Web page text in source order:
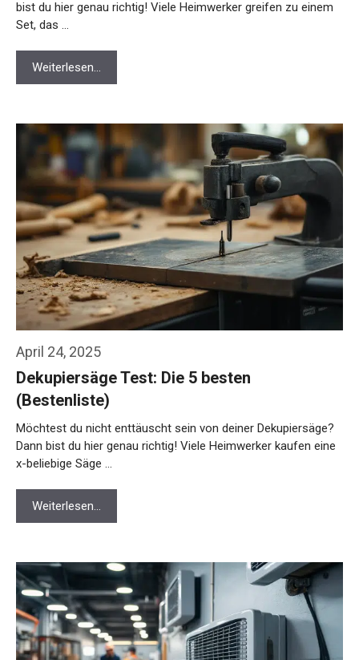
bist du hier genau richtig! Viele Heimwerker greifen zu einem
Set, das …
Weiterlesen…
April 24, 2025
Dekupiersäge Test: Die 5 besten
(Bestenliste)
Möchtest du nicht enttäuscht sein von deiner Dekupiersäge?
Dann bist du hier genau richtig! Viele Heimwerker kaufen eine
x-beliebige Säge …
Weiterlesen…